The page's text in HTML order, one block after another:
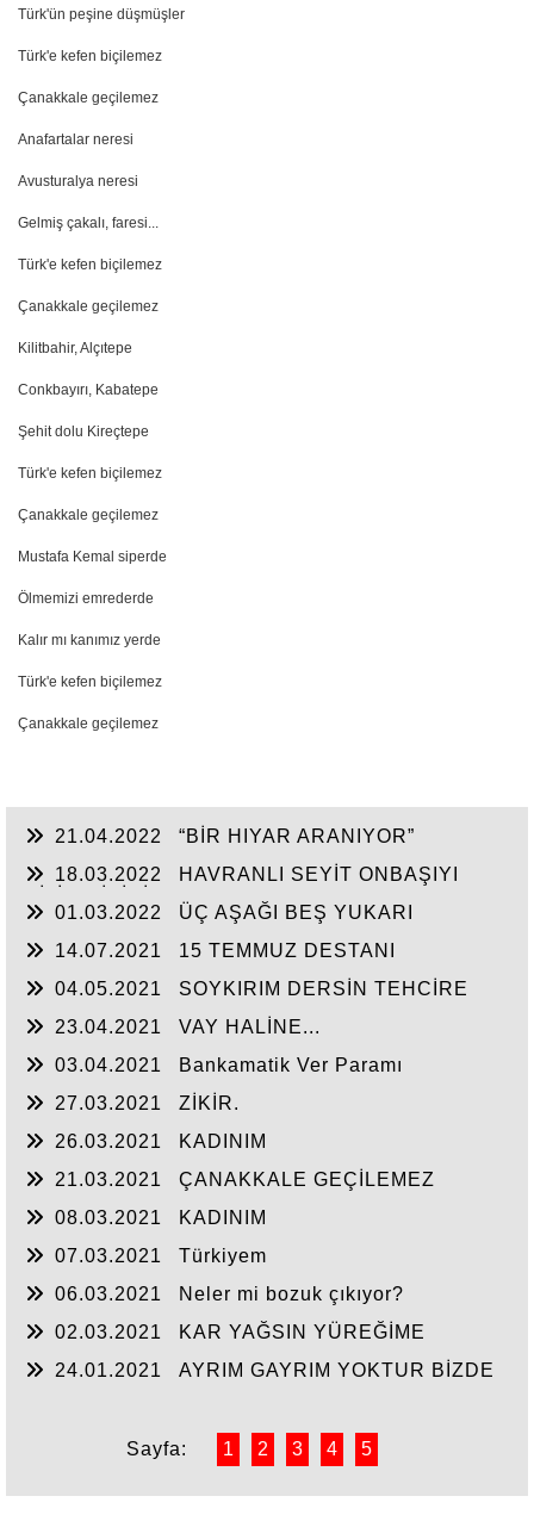
Türk'ün peşine düşmüşler
Türk'e kefen biçilemez
Çanakkale geçilemez
Anafartalar neresi
Avusturalya neresi
Gelmiş çakalı, faresi...
Türk'e kefen biçilemez
Çanakkale geçilemez
Kilitbahir, Alçıtepe
Conkbayırı, Kabatepe
Şehit dolu Kireçtepe
Türk'e kefen biçilemez
Çanakkale geçilemez
Mustafa Kemal siperde
Ölmemizi emrederde
Kalır mı kanımız yerde
Türk'e kefen biçilemez
Çanakkale geçilemez
21.04.2022
“BİR HIYAR ARANIYOR”
18.03.2022
HAVRANLI SEYİT ONBAŞIYI
01.03.2022
ÜÇ AŞAĞI BEŞ YUKARI
14.07.2021
15 TEMMUZ DESTANI
04.05.2021
SOYKIRIM DERSİN TEHCİRE
23.04.2021
VAY HALİNE...
03.04.2021
Bankamatik Ver Paramı
27.03.2021
ZİKİR.
26.03.2021
KADINIM
21.03.2021
ÇANAKKALE GEÇİLEMEZ
08.03.2021
KADINIM
07.03.2021
Türkiyem
06.03.2021
Neler mi bozuk çıkıyor?
02.03.2021
KAR YAĞSIN YÜREĞİME
24.01.2021
AYRIM GAYRIM YOKTUR BİZDE
Sayfa: 1 2 3 4 5